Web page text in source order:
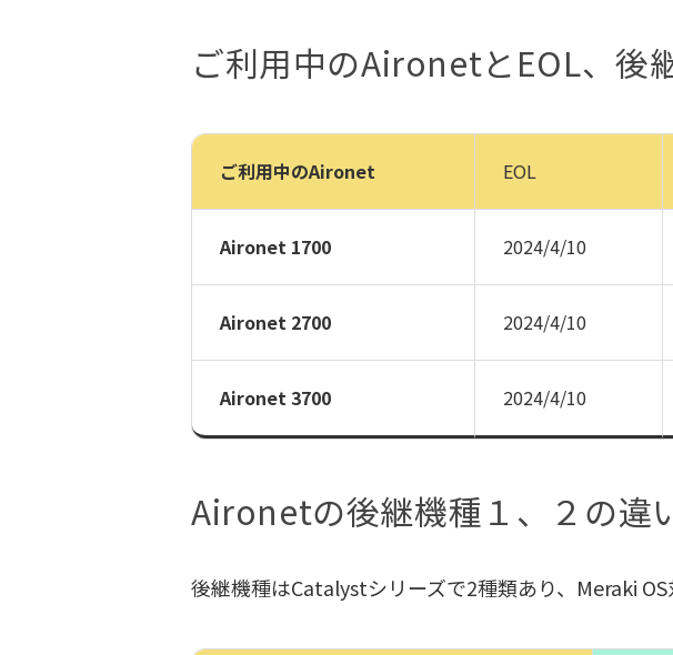
ご利用中のAironetとEOL、後
ご利用中のAironet EOL
Aironet 1700 2024/4/10
Aironet 2700 2024/4/10
Aironet 3700 2024/4/10
Aironetの後継機種１、２の違
後継機種はCatalystシリーズで2種類あり、Meraki OS